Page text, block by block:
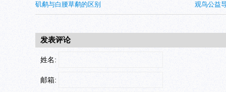
观鸟公益
矶鹬与白腰草鹬的区别
发表评论
姓名:
邮箱: